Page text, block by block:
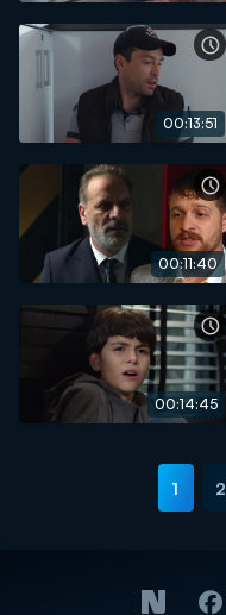
00:13:51
00:11:40
00:14:45
1 2